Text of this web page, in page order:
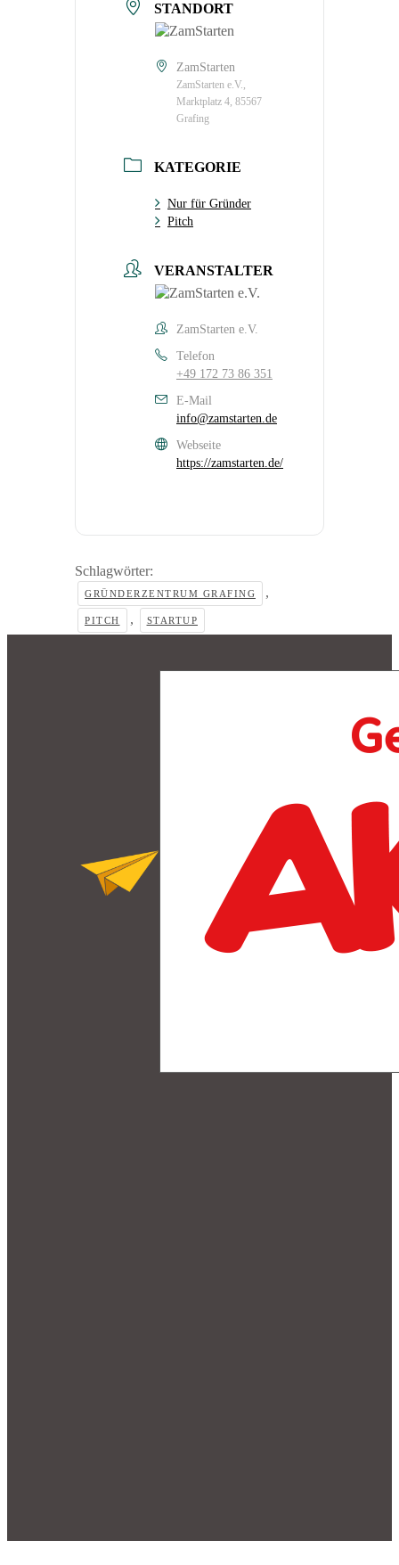
STANDORT
ZamStarten
ZamStarten e.V.,
Marktplatz 4, 85567
Grafing
KATEGORIE
Nur für Gründer
Pitch
VERANSTALTER
ZamStarten e.V.
Telefon
+49 172 73 86 351
E-Mail
info@zamstarten.de
Webseite
https://zamstarten.de/
Schlagwörter:
GRÜNDERZENTRUM GRAFING ,
PITCH , STARTUP